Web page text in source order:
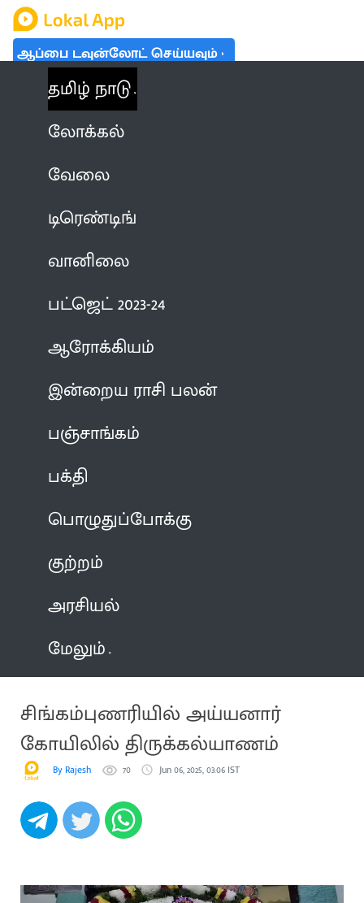
ஆப்பை டவுன்லோட் செய்யவும்
தமிழ் நாடு
லோக்கல்
வேலை
டிரெண்டிங்
வானிலை
பட்ஜெட் 2023-24
ஆரோக்கியம்
இன்றைய ராசி பலன்
பஞ்சாங்கம்
பக்தி
பொழுதுப்போக்கு
குற்றம்
அரசியல்
மேலும்
சிங்கம்புணரியில் அய்யனார்
கோயிலில் திருக்கல்யாணம்
By Rajesh 70 Jun 06, 2025, 03:06 IST